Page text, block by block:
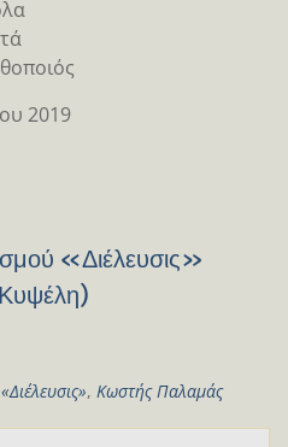
2019
«Διέλευσις»
«Διέλευσις», Κωστής Παλαμάς